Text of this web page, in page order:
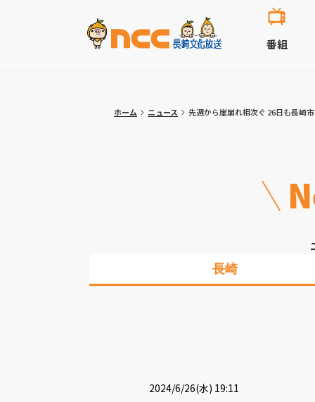
番組
ホーム ニュース 先週から崖崩れ相次ぐ 26日も長崎
長崎
2024/6/26(水) 19:11